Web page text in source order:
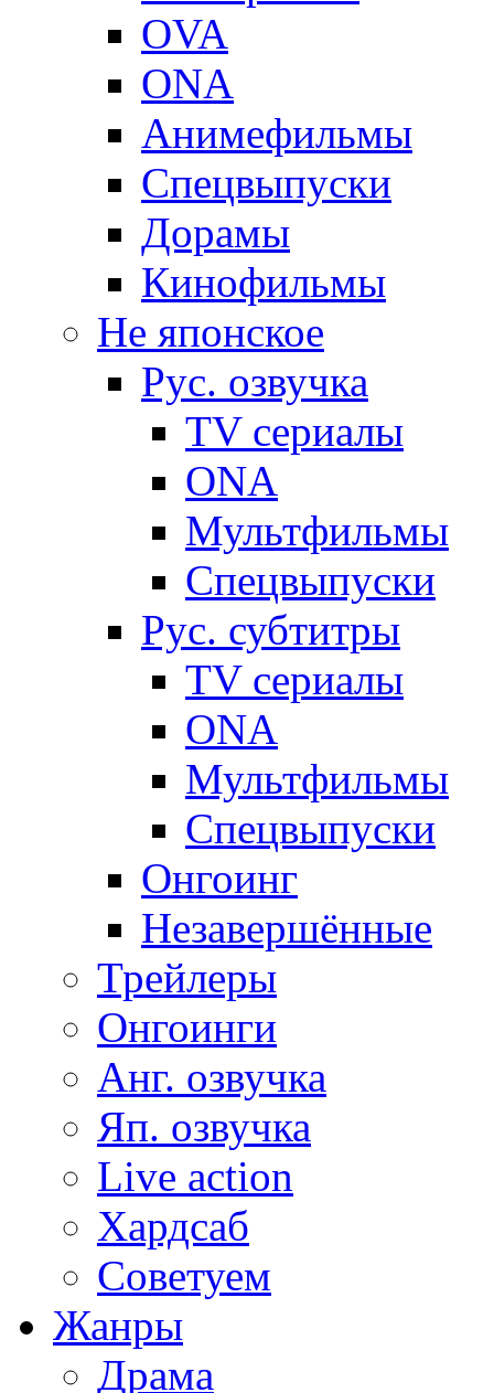
OVA
ONA
Анимефильмы
Спецвыпуски
Дорамы
Кинофильмы
Не японское
Рус. озвучка
TV сериалы
ONA
Мультфильмы
Спецвыпуски
Рус. субтитры
TV сериалы
ONA
Мультфильмы
Спецвыпуски
Онгоинг
Незавершённые
Трейлеры
Онгоинги
Анг. озвучка
Яп. озвучка
Live action
Хардсаб
Советуем
Жанры
Драма